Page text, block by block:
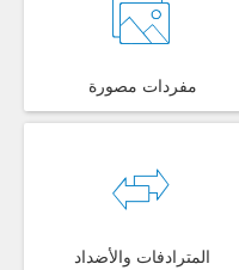
مفردات مصورة
المترادفات والأضداد